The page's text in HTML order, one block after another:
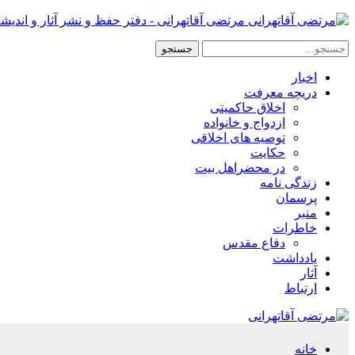
مرتضی آقاتهرانی - دفتر حفظ و نشر آثار و
اخبار
دریچه معرفت
اخلاق حاکمیتی
ازدواج و خانواده
توصیه های اخلاقی
حکایت
در محضراهل بیت
زندگی نامه
پرسمان
منبر
خاطرات
دفاع مقدس
یادداشت
آثار
ارتباط
خانه